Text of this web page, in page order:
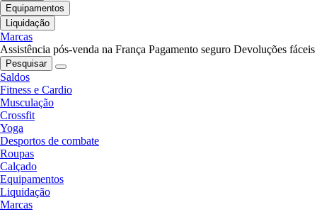
Equipamentos
Liquidação
Marcas
Assistência pós-venda na França Pagamento seguro Devoluções fáceis
Pesquisar
Saldos
Fitness e Cardio
Musculação
Crossfit
Yoga
Desportos de combate
Roupas
Calçado
Equipamentos
Liquidação
Marcas